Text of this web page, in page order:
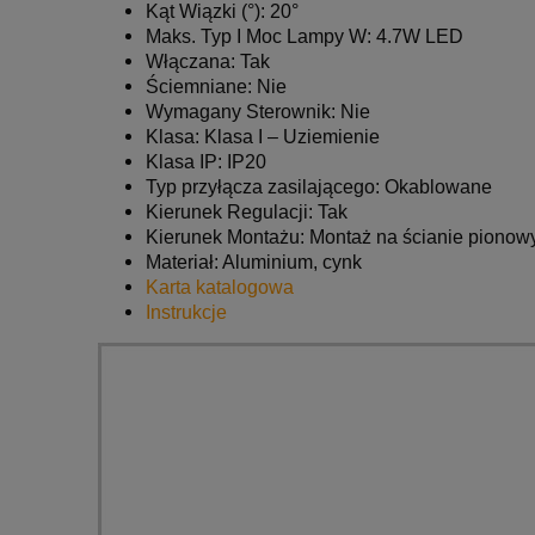
Kąt Wiązki (°): 20°
Maks. Typ I Moc Lampy W: 4.7W LED
Włączana: Tak
Ściemniane: Nie
Wymagany Sterownik: Nie
Klasa: Klasa I – Uziemienie
Klasa IP: IP20
Typ przyłącza zasilającego: Okablowane
Kierunek Regulacji: Tak
Kierunek Montażu: Montaż na ścianie
Materiał: Aluminium, cynk
Karta katalogowa
Instrukcje